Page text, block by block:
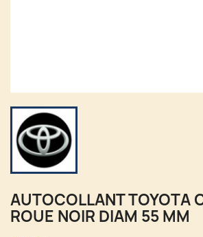
AUTOCOLLANT TOYOTA
ROUE NOIR DIAM 55 MM